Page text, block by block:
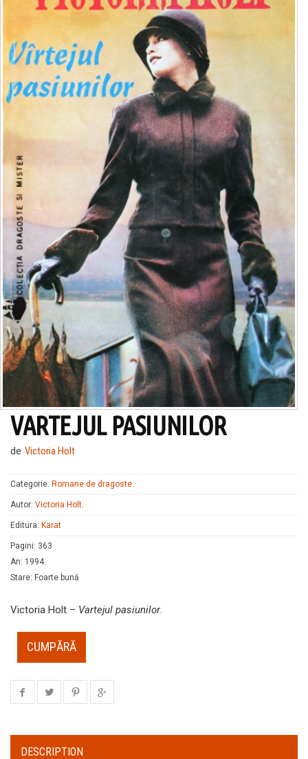
VARTEJUL PASIUNILOR
de Victoria Holt
Categorie: Romane de dragoste.
Autor: Victoria Holt.
Editura: Karat
Pagini: 363
An: 1994
Stare: Foarte bună
Victoria Holt – Vartejul pasiunilor.
CUMPĂRĂ
DESCRIPTION